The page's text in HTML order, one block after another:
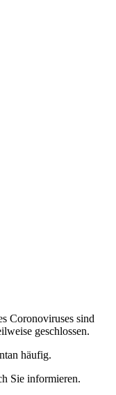
Coronoviruses sind
geschlossen.
häufig.
Sie informieren.